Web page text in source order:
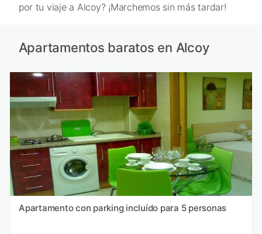
por tu viaje a Alcoy? ¡Marchemos sin más tardar!
Apartamentos baratos en Alcoy
Apartamento con parking incluído para 5 personas